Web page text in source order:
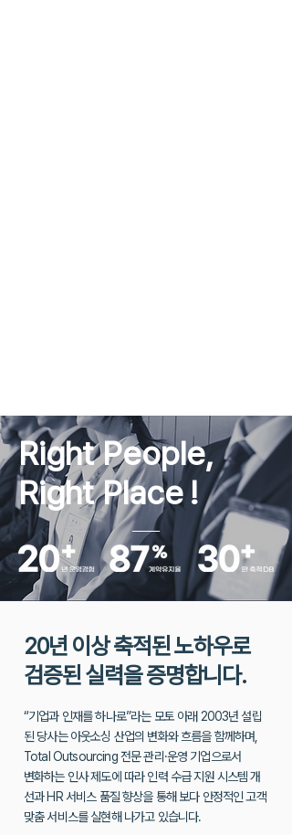
Right People,
Right Place !
20년 이상 축적된 노하우로
검증된 실력을 증명합니다.
“기업과 인재를 하나로”라는 모토 아래 2003년 설립
된 당사는 아웃소싱 산업의 변화와 흐름을 함께하며,
Total Outsourcing 전문 관리·운영 기업으로서
변화하는 인사 제도에 따라 인력 수급 지원 시스템 개
선과 HR 서비스 품질 향상을 통해 보다 안정적인 고객
맞춤 서비스를 실현해 나가고 있습니다.